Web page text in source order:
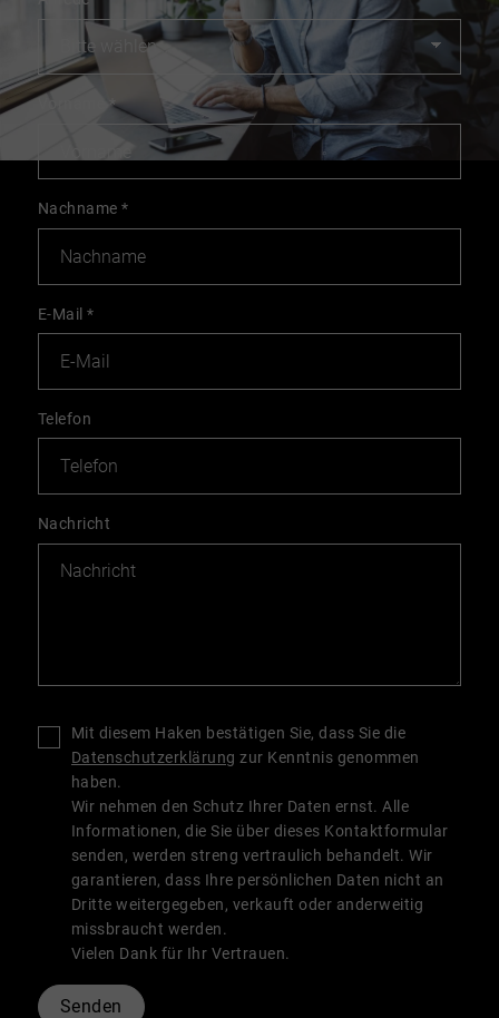
*
Nachname*
E-Mail*
Telefon
Nachricht
Mit diesem Haken bestätigen Sie, dass Sie die
Datenschutzerklärung zur Kenntnis genommen
haben.
Wir nehmen den Schutz Ihrer Daten ernst. Alle
Informationen, die Sie über dieses Kontaktformular
senden, werden streng vertraulich behandelt. Wir
garantieren, dass Ihre persönlichen Daten nicht an
Dritte weitergegeben, verkauft oder anderweitig
missbraucht werden.
Vielen Dank für Ihr Vertrauen.
Senden